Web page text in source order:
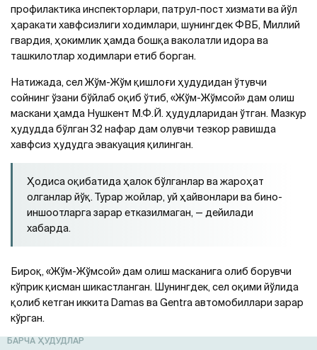
профилактика инспекторлари, патрул-пост хизмати ва йўл
ҳаракати хавфсизлиги ходимлари, шунингдек ФВБ, Миллий
гвардия, ҳокимлик ҳамда бошқа ваколатли идора ва
ташкилотлар ходимлари етиб борган.
Натижада, сел Жўм-Жўм қишлоғи ҳудудидан ўтувчи
сойнинг ўзани бўйлаб оқиб ўтиб, «Жўм-Жўмсой» дам олиш
маскани ҳамда Нушкент М.Ф.Й. ҳудудларидан ўтган. Мазкур
ҳудудда бўлган 32 нафар дам олувчи тезкор равишда
хавфсиз ҳудудга эвакуация қилинган.
Ҳодиса оқибатида ҳалок бўлганлар ва жароҳат
олганлар йўқ. Турар жойлар, уй ҳайвонлари ва бино-
иншоотларга зарар етказилмаган, — дейилади
хабарда.
Бироқ, «Жўм-Жўмсой» дам олиш масканига олиб борувчи
кўприк қисман шикастланган. Шунингдек, сел оқими йўлида
қолиб кетган иккита Damas ва Gentra автомобиллари зарар
кўрган.
БАРЧА ҲУДУДЛАР